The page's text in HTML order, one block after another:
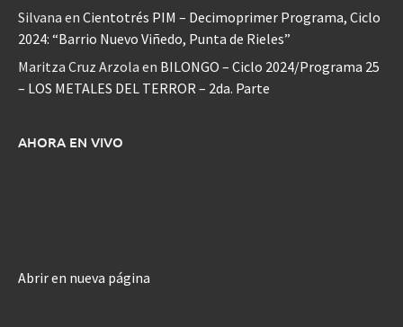
Silvana en Cientotrés PIM – Decimoprimer Programa, Ciclo
2024: “Barrio Nuevo Viñedo, Punta de Rieles”
Maritza Cruz Arzola en BILONGO – Ciclo 2024/Programa 25
– LOS METALES DEL TERROR – 2da. Parte
AHORA EN VIVO
Abrir en nueva página